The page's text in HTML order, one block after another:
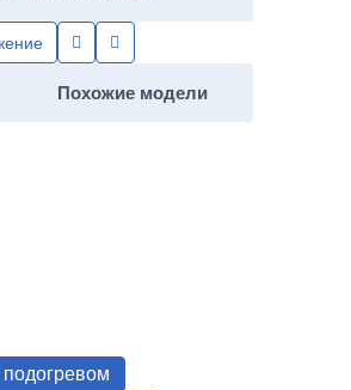
Похожие модели